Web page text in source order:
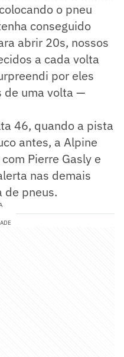
o pneu
conseguido
abrir 20s, nossos
a cada volta
por eles
de uma volta —
46, quando a pista
antes, a Alpine
Pierre Gasly e
nas demais
de pneus.